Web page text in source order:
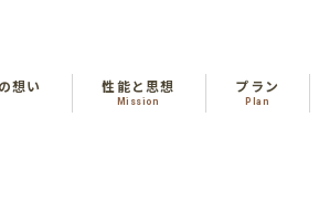
想い 性能と思想
Mission
プラン
Plan